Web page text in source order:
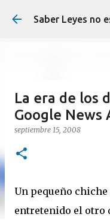
Ir al
Saber Leyes no
La era de los
Google News
septiembre 15, 2008
Un pequeño
entretenido el otro